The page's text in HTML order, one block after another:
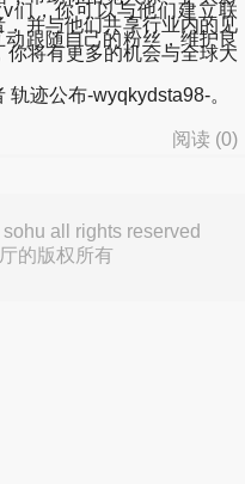
们，你可以与他们建立联
并与他们共享行业内的见
跟随自己的粉丝，维护良
将有更多的机会与全球大
迹公布-wyqkydsta98-。
阅读 (0)
all rights reserved
的版权所有